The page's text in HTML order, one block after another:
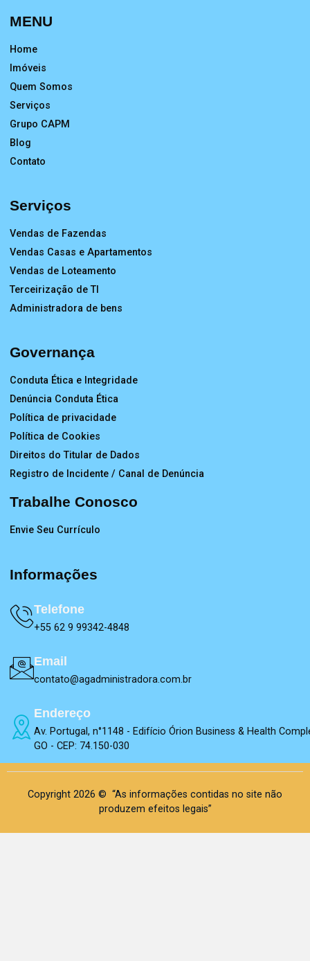
MENU
Home
Imóveis
Quem Somos
Serviços
Grupo CAPM
Blog
Contato
Serviços
Vendas de Fazendas
Vendas Casas e Apartamentos
Vendas de Loteamento
Terceirização de TI
Administradora de bens
Governança
Conduta Ética e Integridade
Denúncia Conduta Ética
Política de privacidade
Política de Cookies
Direitos do Titular de Dados
Registro de Incidente / Canal de Denúncia
Trabalhe Conosco
Envie Seu Currículo
Informações
Telefone
+55 62 9 99342-4848
Email
contato@agadministradora.com.br
Endereço
Av. Portugal, n°1148 - Edifício Órion Business & Health
GO - CEP: 74.150-030
Copyright 2026 © “As informações contidas no site não
produzem efeitos legais”